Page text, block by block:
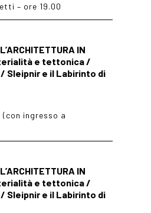
– ore 19.00
IN
e tettonica /
/ Sleipnir e il Labirinto di
ingresso a
IN
e tettonica /
/ Sleipnir e il Labirinto di